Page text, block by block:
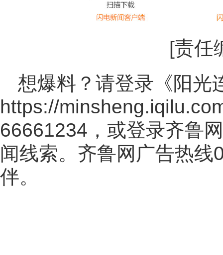
[责任
想爆料？请登录《阳光
https://
66661234，或登录齐鲁
闻线索。齐鲁网广告热线
伴。